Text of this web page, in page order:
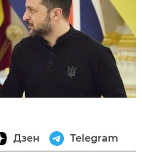
Дзен Telegram